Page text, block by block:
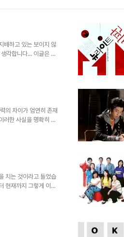
배하고 있는 보이지 않
각합니다... 이글은 몇
집 및 수정하여 올리
나로서는 비장한 결론
나의 불행이 이 ..
의 차이가 엄연히 존재
러한 사실을 명확히 알
보다는 타인에게 적
적으로 일어날 수 있
잣대 -또..
치는 것이라고 들었습
현재까지 그렇게 이어
일 것입니다. 태어난
위가 자리 잡을 공간